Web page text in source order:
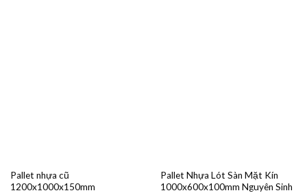
Pallet nhựa cũ
1200x1000x150mm
Pallet Nhựa Lót Sàn Mặt Kín
1000x600x100mm Nguyên Sinh